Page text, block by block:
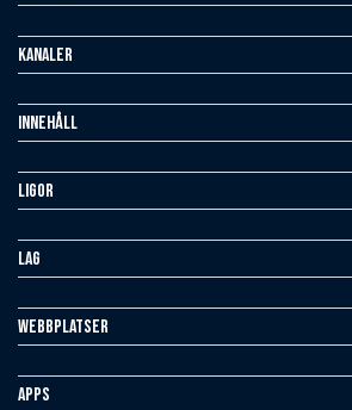
Kanaler
Innehåll
Ligor
Lag
Webbplatser
Apps